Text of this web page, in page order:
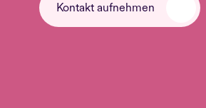
Kontakt aufnehmen